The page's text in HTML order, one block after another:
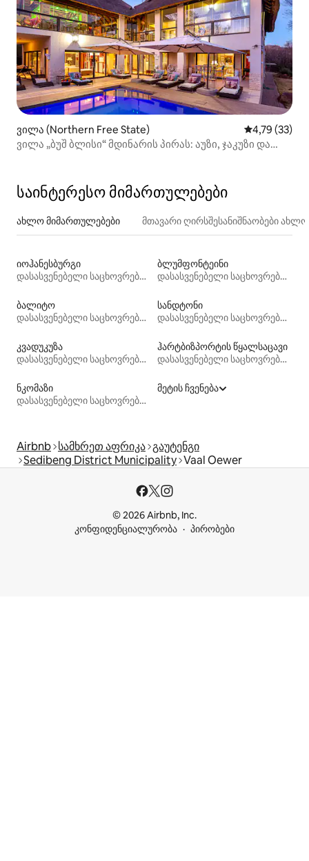
ვილა (Northern Free State) საშუალო
4,79 (33)
ვილა „ბუშ ბლისი“ მდინარის პირას: აუზი, ჯაკუზი და
საინტერესო მიმართულებები
ახლო მიმართულებები მთავარი ღირსშესანიშნაობები
იოჰანესბურგი
დასასვენებელი საცხოვრებლები
ბლუმფონტეინი
დასასვენებელი საცხოვრებლები
ბალიტო
დასასვენებელი საცხოვრებლები
სანდტონი
დასასვენებელი საცხოვრებლები
კვადუკუზა
დასასვენებელი საცხოვრებლები
ჰარტბიზპორტის წყალსაცავი
დასასვენებელი საცხოვრებლები
ნკომაზი
დასასვენებელი საცხოვრებლები
მეტის ჩვენება
Airbnb სამხრეთ აფრიკა გაუტენგი
Sedibeng District Municipality Vaal Oewer
© 2026 Airbnb, Inc.
კონფიდენციალურობა
პირობები